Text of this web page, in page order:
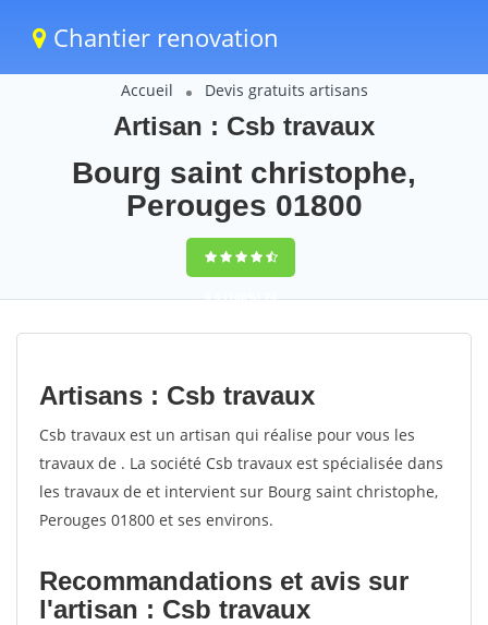
Chantier renovation
Accueil Devis gratuits artisans
Artisan : Csb travaux
Bourg saint christophe,
Perouges 01800
9,5(100%)74
votes
Artisans : Csb travaux
Csb travaux est un artisan qui réalise pour vous les
travaux de . La société Csb travaux est spécialisée dans
les travaux de et intervient sur Bourg saint christophe,
Perouges 01800 et ses environs.
Recommandations et avis sur
l'artisan : Csb travaux